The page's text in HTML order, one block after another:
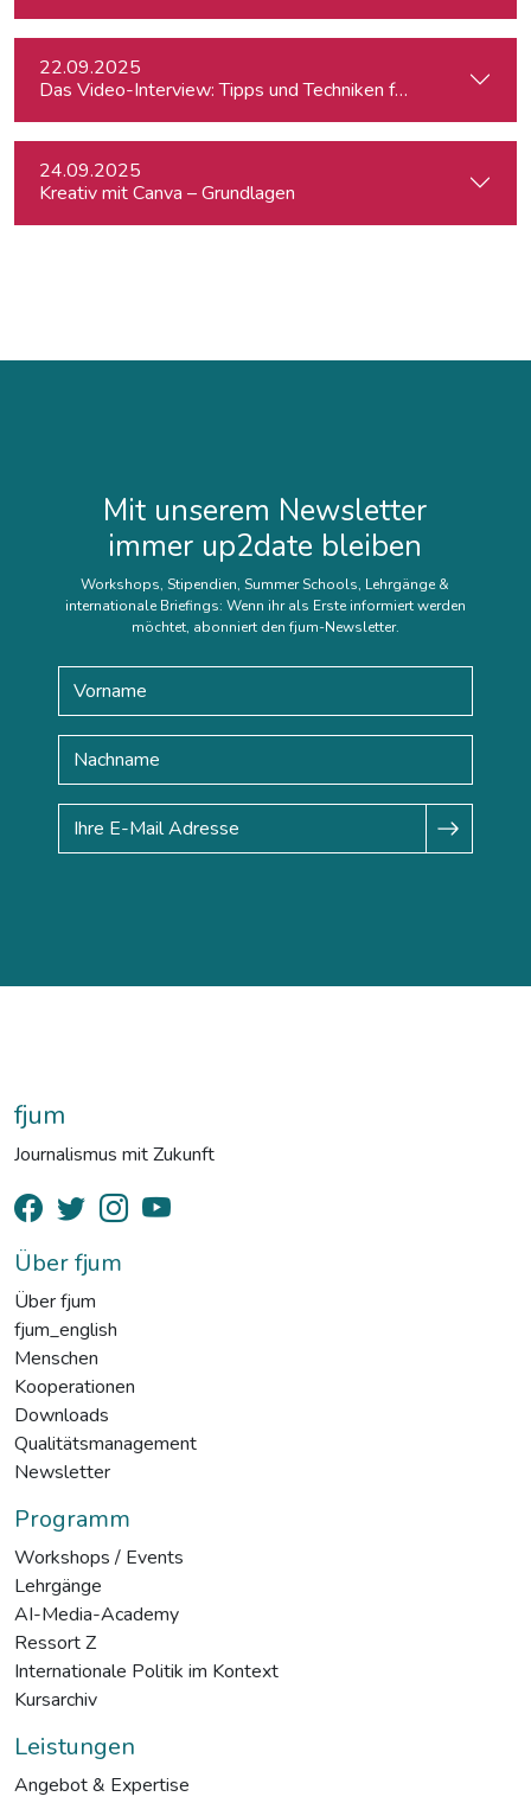
22.09.2025
Das Video-Interview: Tipps und Techniken für TV und Web
24.09.2025
Kreativ mit Canva – Grundlagen
Mit unserem Newsletter
immer up2date bleiben
Workshops, Stipendien, Summer Schools, Lehrgänge &
internationale Briefings: Wenn ihr als Erste informiert werden
möchtet, abonniert den fjum-Newsletter.
fjum
Journalismus mit Zukunft
Über fjum
Über fjum
fjum_english
Menschen
Kooperationen
Downloads
Qualitätsmanagement
Newsletter
Programm
Workshops / Events
Lehrgänge
AI-Media-Academy
Ressort Z
Internationale Politik im Kontext
Kursarchiv
Leistungen
Angebot & Expertise